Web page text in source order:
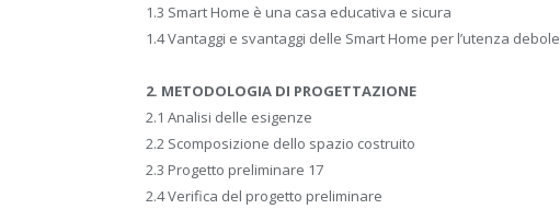
1.3 Smart Home è una casa educativa e sicura
1.4 Vantaggi e svantaggi delle Smart Home per l’utenza debole
2. METODOLOGIA DI PROGETTAZIONE
2.1 Analisi delle esigenze
2.2 Scomposizione dello spazio costruito
2.3 Progetto preliminare 17
2.4 Verifica del progetto preliminare